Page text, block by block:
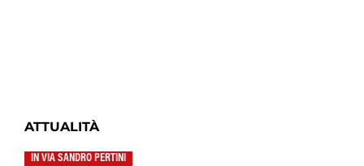
ATTUALITÀ
IN VIA SANDRO PERTINI